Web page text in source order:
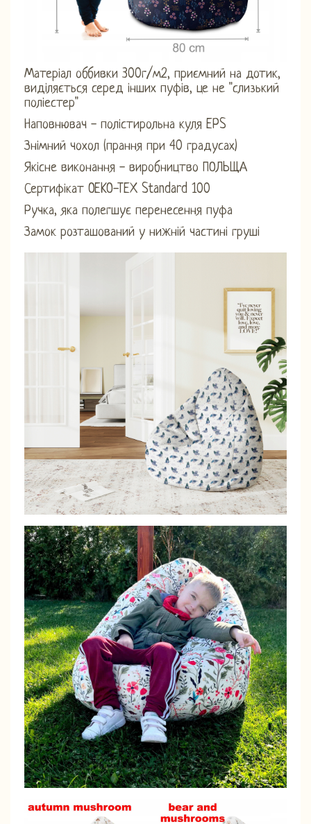
Матеріал оббивки 300г/м2, приємний на дотик,
виділяється серед інших пуфів, це не "слизький
поліестер"
Наповнювач - полістирольна куля EPS
Знімний чохол (прання при 40 градусах)
Якісне виконання - виробництво ПОЛЬЩА
Сертифікат OEKO-TEX Standard 100
Ручка, яка полегшує перенесення пуфа
Замок розташований у нижній частині груші